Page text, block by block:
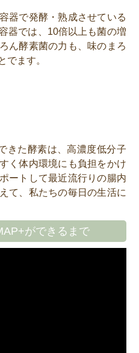
器で発酵・熟成させている
器では、10倍以上も菌の増
ん酵素菌の力も、味のまろ
でます。
きた酵素は、高濃度低分子
く体内環境にも負担をかけ
ートして最近流行りの腸内
て、私たちの毎日の生活に
ができるまで